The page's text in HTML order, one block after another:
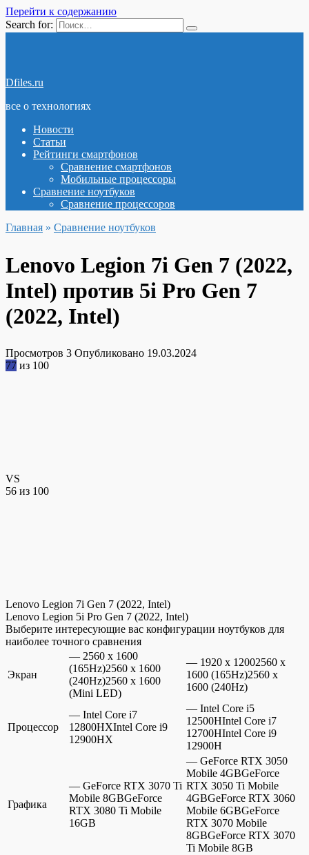
Перейти к содержанию
Search for:
Dfiles.ru
все о технологиях
Новости
Статьи
Рейтинги смартфонов
Сравнение смартфонов
Мобильные процессоры
Сравнение ноутбуков
Сравнение процессоров
Главная » Сравнение ноутбуков
Lenovo Legion 7i Gen 7 (2022,
Intel) против 5i Pro Gen 7
(2022, Intel)
Просмотров 3 Опубликовано 19.03.2024
77 из 100
VS
56 из 100
Lenovo Legion 7i Gen 7 (2022, Intel)
Lenovo Legion 5i Pro Gen 7 (2022, Intel)
Выберите интересующие вас конфигурации ноутбуков для
наиболее точного сравнения
Экран
— 2560 x 1600
(165Hz)2560 x 1600
(240Hz)2560 x 1600
(Mini LED)
— 1920 x 12002560 x
1600 (165Hz)2560 x
1600 (240Hz)
Процессор
— Intel Core i7
12800HXIntel Core i9
12900HX
— Intel Core i5
12500HIntel Core i7
12700HIntel Core i9
12900H
Графика
— GeForce RTX 3070 Ti
Mobile 8GBGeForce
RTX 3080 Ti Mobile
16GB
— GeForce RTX 3050
Mobile 4GBGeForce
RTX 3050 Ti Mobile
4GBGeForce RTX 3060
Mobile 6GBGeForce
RTX 3070 Mobile
8GBGeForce RTX 3070
Ti Mobile 8GB